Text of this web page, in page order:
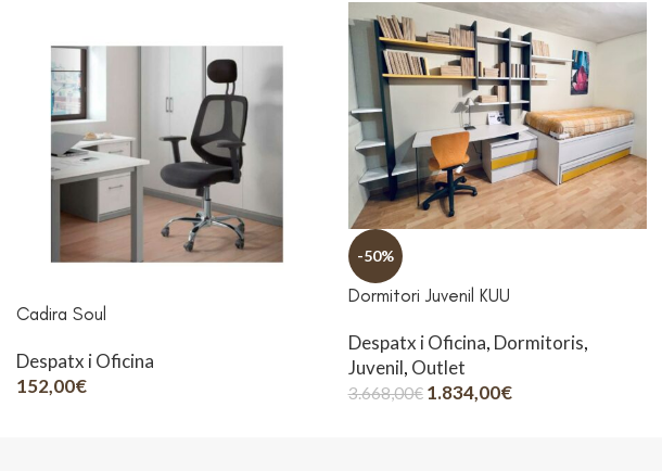
Cadira Soul
Despatx i Oficina
152,00€
-50%
Dormitori Juvenil KUU
Despatx i Oficina, Dormitoris,
Juvenil, Outlet
3.668,00€ 1.834,00€